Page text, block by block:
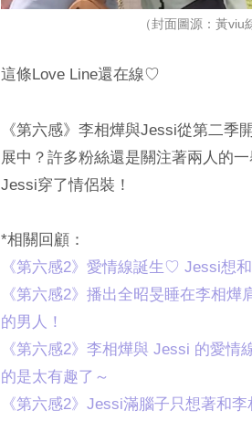
（封面圖源：黃viu
這條Love Line還在線♡
《第六感》李相燁與Jessi從第二季
展中？許多粉絲還是關注著兩人的
Jessi穿了情侶裝！
*相關回顧：
《第六感2》愛情線誕生♡ Jessi想
《第六感2》播出全昭旻睡在李相
的男人！
《第六感2》李相燁與 Jessi 的愛
的是太有趣了～
《第六感2》Jessi滿腦子只想著和